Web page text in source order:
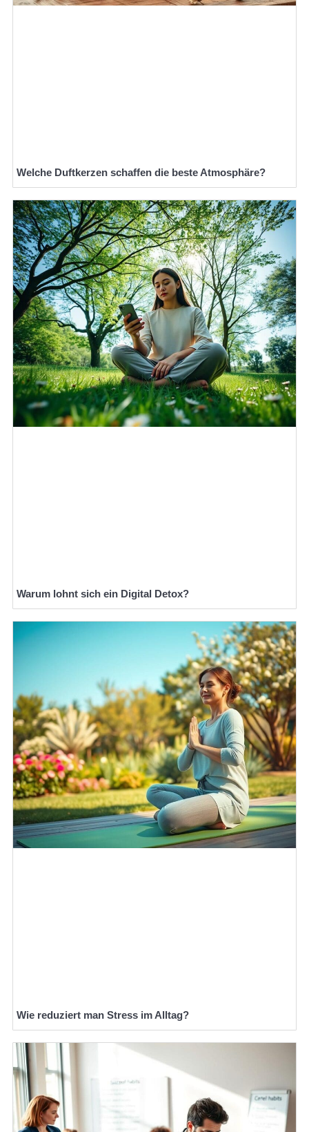
Welche Duftkerzen schaffen die beste Atmosphäre?
Warum lohnt sich ein Digital Detox?
Wie reduziert man Stress im Alltag?